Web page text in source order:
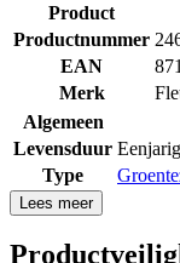
Product
Productnummer
EAN
Merk
Algemeen
Levensduur Eenjarig
Type
Lees meer